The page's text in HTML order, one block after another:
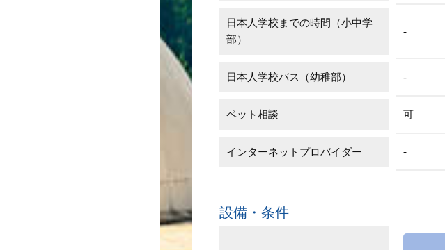
日本人学校までの時間（小中学
部）
-
日本人学校バス（幼稚部） -
ペット相談 可
インターネットプロバイダー -
設備・条件